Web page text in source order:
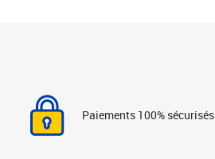
Paiements 100% sécurisés